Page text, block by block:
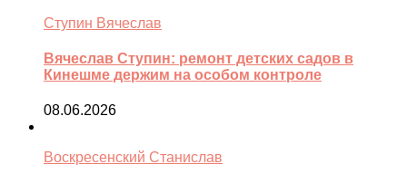
Ступин Вячеслав
Вячеслав Ступин: ремонт детских садов в
Кинешме держим на особом контроле
08.06.2026
Воскресенский Станислав